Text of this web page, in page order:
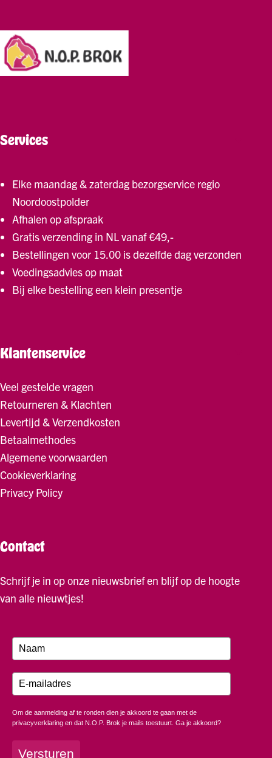
Services
Elke maandag & zaterdag bezorgservice regio
Noordoostpolder
Afhalen op afspraak
Gratis verzending in NL vanaf €49,-
Bestellingen voor 15.00 is dezelfde dag verzonden
Voedingsadvies op maat
Bij elke bestelling een klein presentje
Klantenservice
Veel gestelde vragen
Retourneren & Klachten
Levertijd & Verzendkosten
Betaalmethodes
Algemene voorwaarden
Cookieverklaring
Privacy Policy
Contact
Schrijf je in op onze nieuwsbrief en blijf op de hoogte
van alle nieuwtjes!
Om de aanmelding af te ronden dien je akkoord te gaan met de
privacyverklaring en dat N.O.P. Brok je mails toestuurt. Ga je akkoord?
Versturen